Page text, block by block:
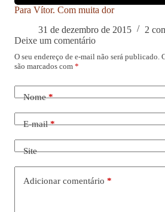
Para Vítor. Com muita dor
31 de dezembro de 2015
2
Deixe um comentário
O seu endereço de e-mail não será publicado.
são marcados com *
Nome*
E-mail*
Site
Adicionar comentário *